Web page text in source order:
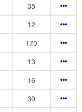
35
12
170
13
16
30